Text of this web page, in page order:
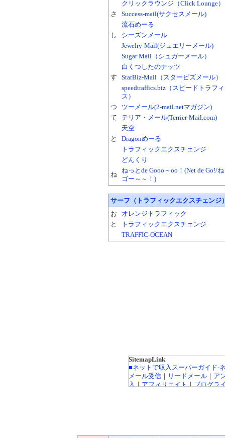
クリックラウンジ（Click Lounge）
さ
Success-mail(サクセスメール)
流石めーる
し
シーズンメール
Jewelry-Mail(ジュエリーメール)
Sugar Mail（シュガーメール）
白くつしたのナッツ
す
StarBiz-Mail（スタービズメール）
speedtraffics.biz（スピードトラフ
ス）
つ
ツーメール(2-mail.netマガジン)
て
テリア・メール(Terrier-Mail.com)
天空
と
Dragonめーる
トラフィックエクスチェンジ
どんくり
ね
ねっとde Gooo～oo！(Net de Go!/
ゴー～～！)
サーフ（トラフィックエクスチェンジ
お
オレンジトラフィック
と
トラフィックエクスチェンジ
TRAFFIC-OCEAN
SitemapLink
■ネットで収入スーパーガイド-
メール受信
リードメール
ア
入｜アフィリエイト｜ブログラ
■オンラインカジノ☆スーパー